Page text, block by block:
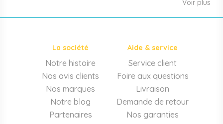
puériculture, jouets et équipement pour structures
d'accueil de la petite enfance. Notre offre couvre
cabinets infirmiers).
Mobilier et équipement de crèche
Lits crèche en bois, couchettes empilables, meubles à
langer sur mesure en résine antibactérienne, tables et
chaises adaptées aux 0-6 ans, banc-vestiaire, barrières de
séparation. Tout le matériel pour aménager une structure
Voir plus
La société
Notre histoire
Nos avis clients
Nos marques
Notre blog
Partenaires
Aide & service
Service client
Foire aux questions
Livraison
Demande de retour
Nos garanties